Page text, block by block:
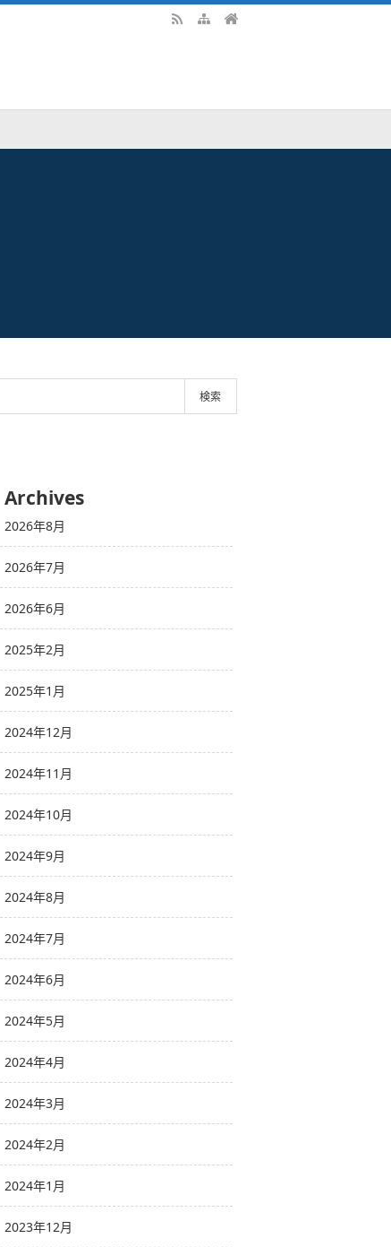
Archives
2026年8月
2026年7月
2026年6月
2025年2月
2025年1月
2024年12月
2024年11月
2024年10月
2024年9月
2024年8月
2024年7月
2024年6月
2024年5月
2024年4月
2024年3月
2024年2月
2024年1月
2023年12月